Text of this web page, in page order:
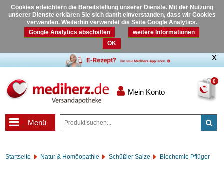
Cookies erleichtern die Bereitstellung unserer Dienste. Mit der Nutzung
unserer Dienste erklären Sie sich damit einverstanden, dass wir Cookies
verwenden. Weiterhin verwendet die Seite Google Analytics.
Google Analytics abschalten
weitere Informationen
OK
0
Mein Konto
Menü
Startseite Natur & Homöopathie Schüßler Salze Biochemie Pflüger